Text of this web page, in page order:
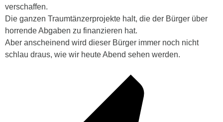
verschaffen.
Die ganzen Traumtänzerprojekte halt, die der Bürger über
horrende Abgaben zu finanzieren hat.
Aber anscheinend wird dieser Bürger immer noch nicht
schlau draus, wie wir heute Abend sehen werden.